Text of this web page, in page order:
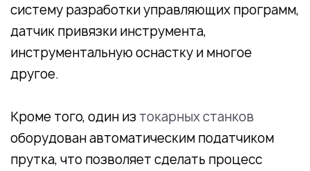
систему разработки управляющих программ,
датчик привязки инструмента,
инструментальную оснастку и многое
другое.
Кроме того, один из токарных станков
оборудован автоматическим податчиком
прутка, что позволяет сделать процесс